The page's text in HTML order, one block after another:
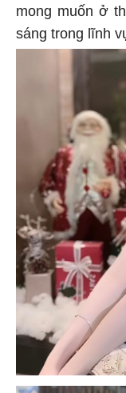
mong muốn ở
sáng trong lĩnh